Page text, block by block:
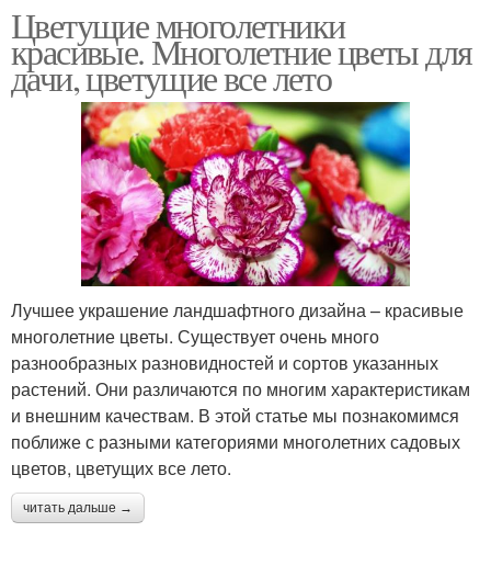
Цветущие многолетники
красивые. Многолетние цветы для
дачи, цветущие все лето
Лучшее украшение ландшафтного дизайна – красивые
многолетние цветы. Существует очень много
разнообразных разновидностей и сортов указанных
растений. Они различаются по многим характеристикам
и внешним качествам. В этой статье мы познакомимся
поближе с разными категориями многолетних садовых
цветов, цветущих все лето.
читать дальше →